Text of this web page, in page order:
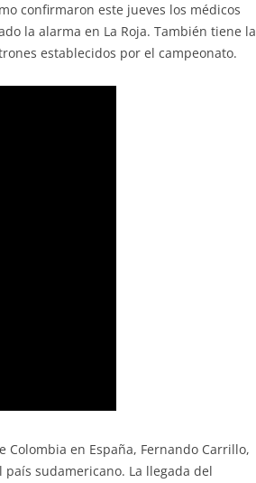
confirmaron este jueves los médicos
la alarma en La Roja. También tiene la
establecidos por el campeonato.
en España, Fernando Carrillo,
sudamericano. La llegada del